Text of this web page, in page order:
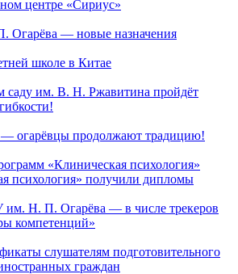
центре «Сириус»
— новые назначения
школе в Китае
саду им. В. Н. Ржавитина пройдёт
огарёвцы продолжают традицию!
«Клиническая психология»
психология» получили дипломы
им. Н. П. Огарёва — в числе трекеров
компетенций»
слушателям подготовительного
граждан